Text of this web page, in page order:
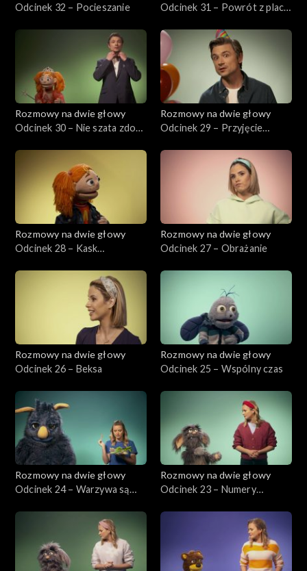
Odcinek 32 – Pocieszanie
Odcinek 31 – Powrót z placu
Rozmowy na dwie głowy
Odcinek 30 – Nie szata zdobi
Rozmowy na dwie głowy
Odcinek 29 – Przyjęcie
Rozmowy na dwie głowy
Odcinek 28 – Kask
Rozmowy na dwie głowy
Odcinek 27 – Obrażanie
Rozmowy na dwie głowy
Odcinek 26 – Beksa
Rozmowy na dwie głowy
Odcinek 25 – Wspólny czas
Rozmowy na dwie głowy
Odcinek 24 – Warzywa są
Rozmowy na dwie głowy
Odcinek 23 – Numery